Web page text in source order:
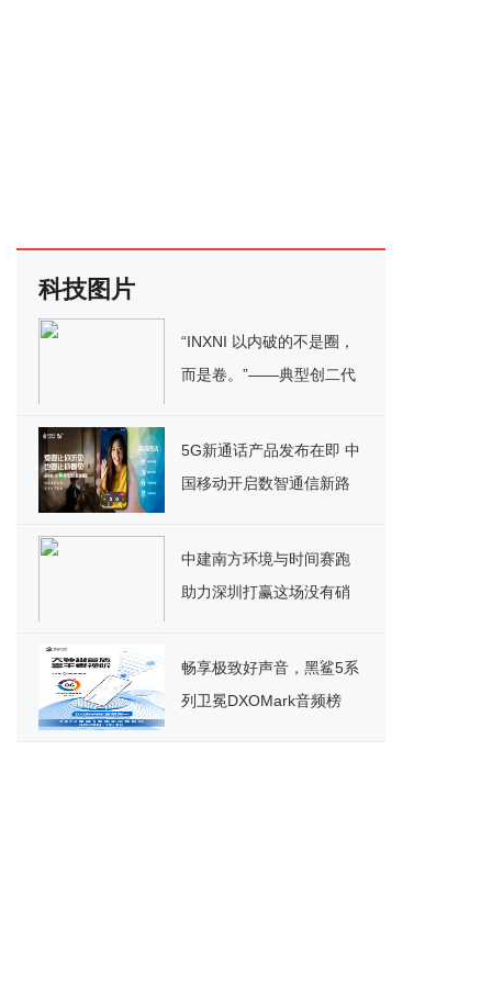
科技图片
“INXNI 以内破的不是圈，
而是卷。”​——典型创二代
5G新通话产品发布在即 中
国移动开启数智通信新路
中建南方环境与时间赛跑
助力深圳打赢这场没有硝
畅享极致好声音，黑鲨5系
列卫冕DXOMark音频榜